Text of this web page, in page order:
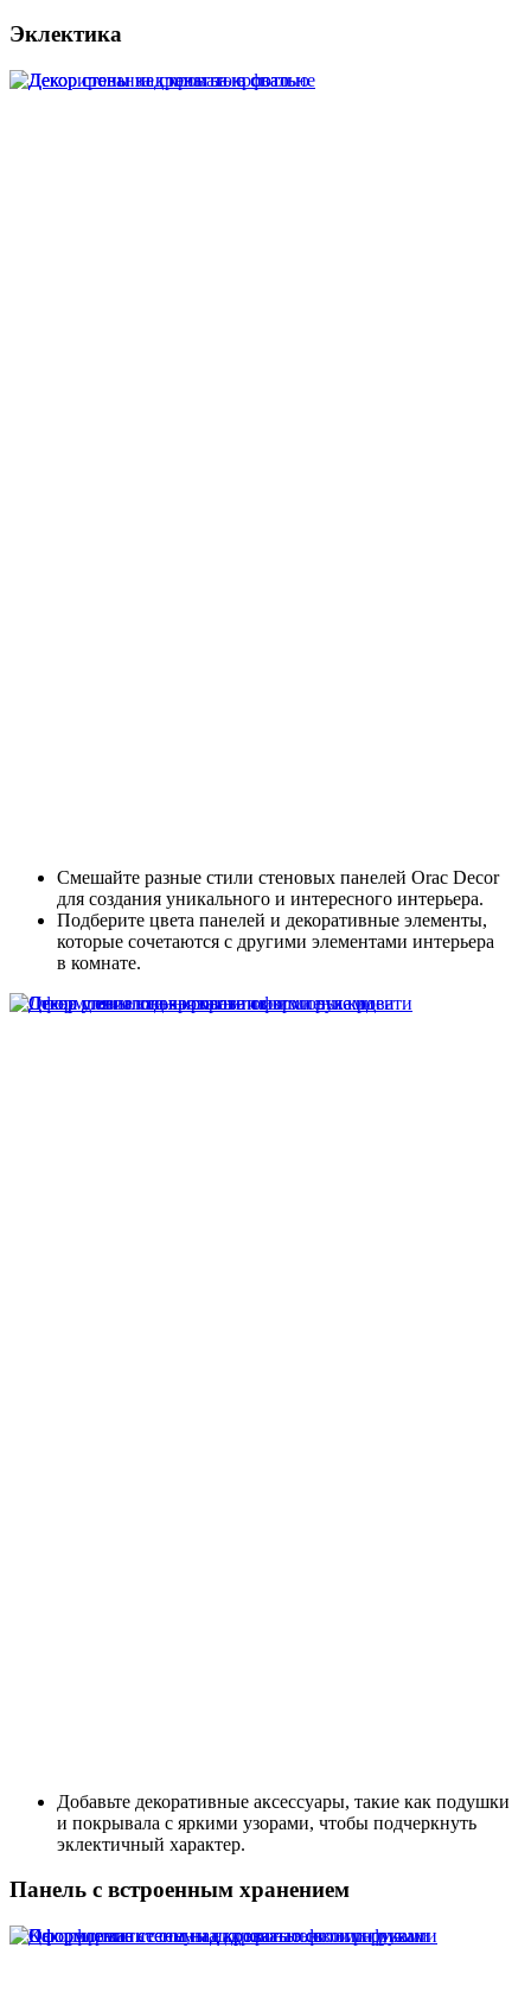
Эклектика
Смешайте разные стили стеновых панелей Orac Decor
для создания уникального и интересного интерьера.
Подберите цвета панелей и декоративные элементы,
которые сочетаются с другими элементами интерьера
в комнате.
Добавьте декоративные аксессуары, такие как подушки
и покрывала с яркими узорами, чтобы подчеркнуть
эклектичный характер.
Панель с встроенным хранением